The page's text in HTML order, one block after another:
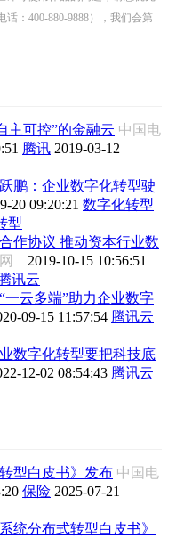
话：400-880-9888），我们会第
主可控”的金融云 中国电
腾讯 2019-03-12
鹏：企业数字化转型驶
20 09:20:21 数字化转型
型
作协议 推动资本行业数
网 2019-10-15 10:56:51
讯云
一云多端”助力企业数字
09-15 11:57:54 腾讯云
数字化转型要把科技底
12-02 08:54:43 腾讯云
型白皮书》发布 中国电
保险 2025-07-21
统分布式转型白皮书》